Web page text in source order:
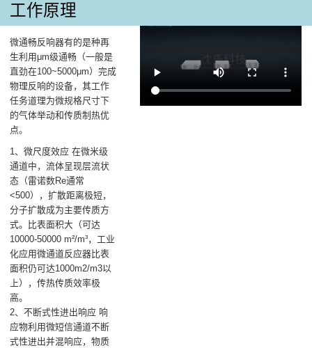
工作原理
微通畅反响器有的是种再
生利用μm级通畅（一般是
直劲在100~5000μm）完成
物理反响的设备，其工作
任务道理为微规格尺寸下
的气体举动和传质制热优
点。
1、微尺度效应 在微米级
通道中，流体呈现层流状
态（雷诺数Re通常
<500），扩散距离极短，
分子扩散成为主要传质方
式。比表面积大（可达
10000-50000 m²/m³，工业
化应用微通道反应器比表
面积仍可达1000m2/m3以
上），传热传质效率极
高。
2、不断式性进出响应 响
应物利用微短信通道不断
式性进出并混响应，物质